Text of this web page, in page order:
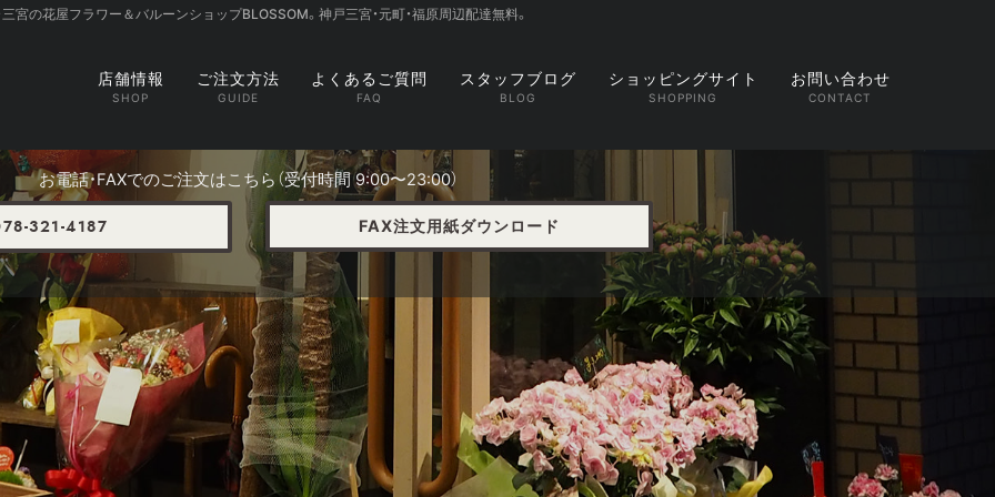
三宮の花屋フラワー＆バルーンショップBLOSSOM。神戸三宮・元町・福原周辺配達無料。
店舗情報 ご注文方法 よくあるご質問 スタッフブログ ショッピングサイト お問い合わせ
お電話・FAXでのご注文はこちら（受付時間 9:00〜23:00）
321-4187 FAX注文用紙ダウンロード